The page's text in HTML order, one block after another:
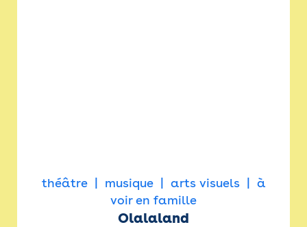
théâtre musique arts visuels
à
voir en famille
Olalaland